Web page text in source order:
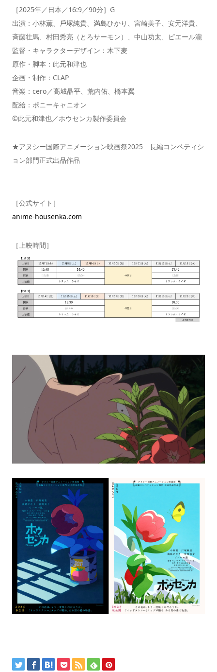
［2025年／日本／16:9／90分］G
出演：⼩林薫、⼾塚純貴、満島ひかり、宮崎美⼦、安元洋貴、
⻫藤壮⾺、村⽥秀亮（とろサーモン）、中⼭功太、ピエール瀧
監督・キャラクターデザイン：⽊下⻨
原作・脚本：此元和津也
企画・制作：CLAP
⾳楽：cero／髙城晶平、荒内佑、橋本翼
配給：ポニーキャニオン
©此元和津也／ホウセンカ製作委員会
★アヌシー国際アニメーション映画祭2025 長編コンペティシ
ョン部門正式出品作品
［公式サイト］
anime-housenka.com
［上映時間］